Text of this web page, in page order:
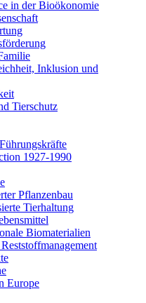
in der Bioökonomie
Inklusion und
Tierschutz
1927-1990
Pflanzenbau
Tierhaltung
Biomaterialien
Europe